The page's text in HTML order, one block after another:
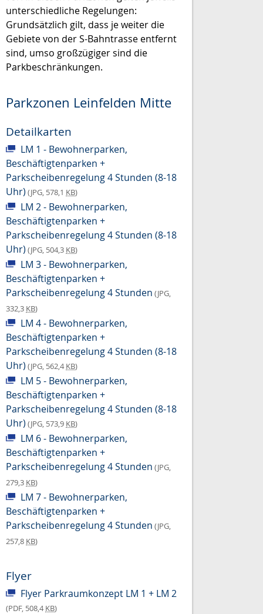
unterschiedliche Regelungen:
Grundsätzlich gilt, dass je weiter die
Gebiete von der S-Bahntrasse entfernt
sind, umso großzügiger sind die
Parkbeschränkungen.
Parkzonen Leinfelden Mitte
Detailkarten
LM 1 - Bewohnerparken,
Beschäftigtenparken +
Parkscheibenregelung 4 Stunden (8-18
Uhr) (JPG, 578,1 KB)
LM 2 - Bewohnerparken,
Beschäftigtenparken +
Parkscheibenregelung 4 Stunden (8-18
Uhr) (JPG, 504,3 KB)
LM 3 - Bewohnerparken,
Beschäftigtenparken +
Parkscheibenregelung 4 Stunden (JPG,
332,3 KB)
LM 4 - Bewohnerparken,
Beschäftigtenparken +
Parkscheibenregelung 4 Stunden (8-18
Uhr) (JPG, 562,4KB)
LM 5 - Bewohnerparken,
Beschäftigtenparken +
Parkscheibenregelung 4 Stunden (8-18
Uhr) (JPG, 573,9 KB)
LM 6 - Bewohnerparken,
Beschäftigtenparken +
Parkscheibenregelung 4 Stunden (JPG,
279,3 KB)
LM 7 - Bewohnerparken,
Beschäftigtenparken +
Parkscheibenregelung 4 Stunden (JPG,
257,8 KB)
Flyer
Flyer Parkraumkonzept LM 1 + LM 2
(PDF, 508,4KB)